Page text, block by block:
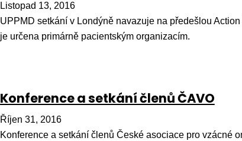
Listopad 13, 2016
UPPMD setkání v Londýně navazuje na předešlou
je určena primárně pacientským organizacím.
Konference a setkání členů ČAVO
Říjen 31, 2016
Konference a setkání členů České asociace pro vzácné